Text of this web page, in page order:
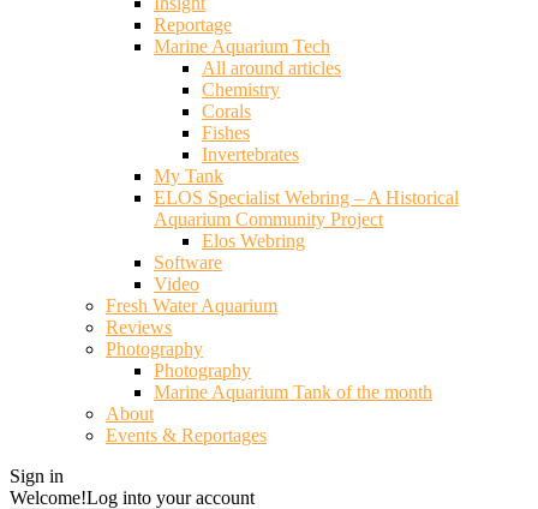
Reportage
Marine Aquarium Tech
All around articles
Chemistry
Corals
Fishes
Invertebrates
My Tank
ELOS Specialist Webring – A Historical
Aquarium Community Project
Elos Webring
Software
Video
Fresh Water Aquarium
Reviews
Photography
Photography
Marine Aquarium Tank of the month
About
Events & Reportages
Sign in
Welcome!Log into your account